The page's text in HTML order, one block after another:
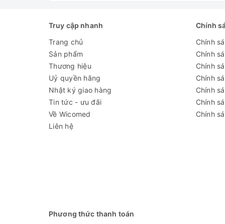
Truy cập nhanh
Trang chủ
Sản phẩm
Thương hiệu
Uỷ quyền hãng
Nhật ký giao hàng
Tin tức - ưu đãi
Về Wicomed
Liên hệ
Chính
Chính
Chính
Chính
Chính
Chính
Chính
Chính
Phương thức thanh toán